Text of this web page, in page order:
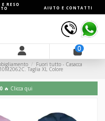
RESO
AIUTO E CONTATTI
0
Fuori tutto - Casacca
Taglia XL Colore
🔥 Clicca qui